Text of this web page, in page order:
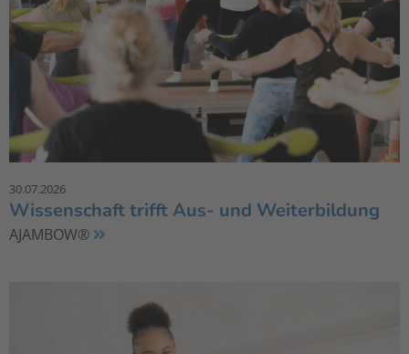
30.07.2026
Wissenschaft trifft Aus- und Weiterbildung
AJAMBOW®